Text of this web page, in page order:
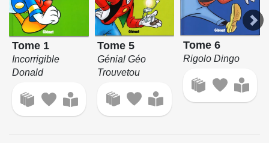
Tome 1
Incorrigible
Donald
Tome 5
Génial Géo
Trouvetou
Tome 6
Rigolo Dingo